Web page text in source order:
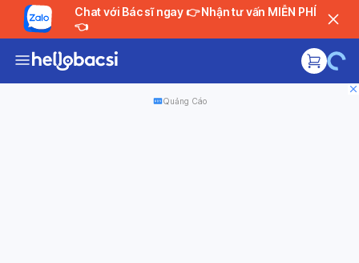
Chat với Bác sĩ ngay 👉 Nhận tư vấn MIỄN PHÍ
👈
Quảng Cáo